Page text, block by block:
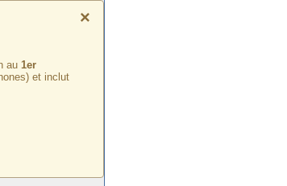
×
au 1er
et inclut